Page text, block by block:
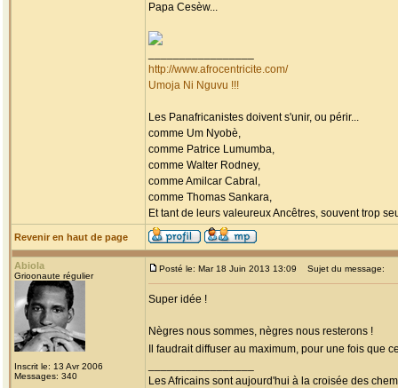
Papa Cesèw...
http://www.afrocentricite.com/
Umoja Ni Nguvu !!!
Les Panafricanistes doivent s'unir, ou périr...
comme Um Nyobè,
comme Patrice Lumumba,
comme Walter Rodney,
comme Amilcar Cabral,
comme Thomas Sankara,
Et tant de leurs valeureux Ancêtres, souvent trop
Revenir en haut de page
Abiola
Grioonaute régulier
Inscrit le: 13 Avr 2006
Messages: 340
Posté le: Mar 18 Juin 2013 13:09 Sujet du message:
Super idée !
Nègres nous sommes, nègres nous resterons !
Il faudrait diffuser au maximum, pour une fois que
Les Africains sont aujourd'hui à la croisée des